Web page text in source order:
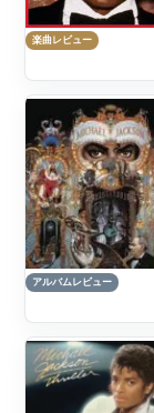
楽曲レビュー
アルバムレビュー